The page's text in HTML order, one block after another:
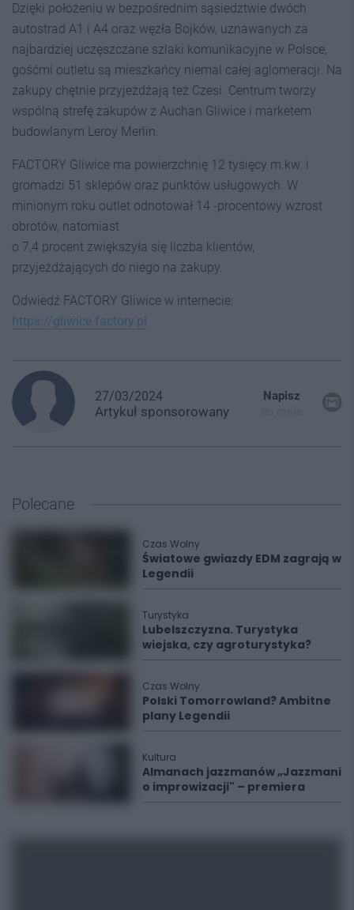
Dzięki położeniu w bezpośrednim sąsiedztwie dwóch
autostrad A1 i A4 oraz węzła Bojków, uznawanych za
najbardziej uczęszczane szlaki komunikacyjne w Polsce,
gośćmi outletu są mieszkańcy niemal całej aglomeracji. Na
zakupy chętnie przyjeżdżają też Czesi. Centrum tworzy
wspólną strefę zakupów z Auchan Gliwice i marketem
budowlanym Leroy Merlin.
FACTORY Gliwice ma powierzchnię 12 tysięcy m.kw. i
gromadzi 51 sklepów oraz punktów usługowych. W
minionym roku outlet odnotował 14 -procentowy wzrost
obrotów, natomiast
o 7,4 procent zwiększyła się liczba klientów,
przyjeżdżających do niego na zakupy.
Odwiedź FACTORY Gliwice w internecie:
https://gliwice.factory.pl
27/03/2024
Artykuł sponsorowany
Napisz
Polecane
Czas Wolny
Światowe gwiazdy EDM zagrają w
Legendii
Turystyka
Lubelszczyzna. Turystyka
wiejska, czy agroturystyka?
Czas Wolny
Polski Tomorrowland? Ambitne
plany Legendii
Kultura
Almanach jazzmanów „Jazzmani
o improwizacji" – premiera